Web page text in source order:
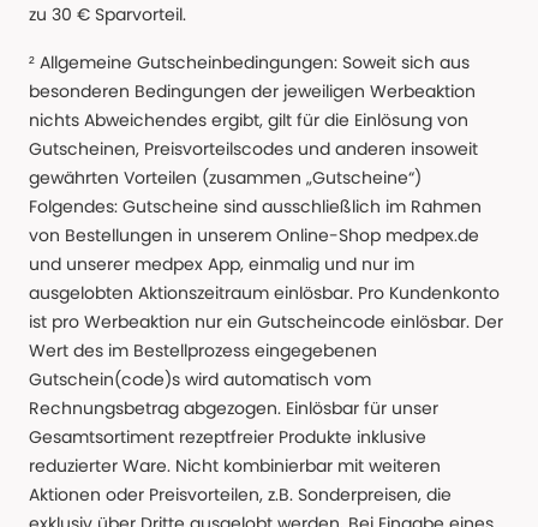
zu 30 € Sparvorteil.
² Allgemeine Gutscheinbedingungen: Soweit sich aus
besonderen Bedingungen der jeweiligen Werbeaktion
nichts Abweichendes ergibt, gilt für die Einlösung von
Gutscheinen, Preisvorteilscodes und anderen insoweit
gewährten Vorteilen (zusammen „Gutscheine“)
Folgendes: Gutscheine sind ausschließlich im Rahmen
von Bestellungen in unserem Online-Shop medpex.de
und unserer medpex App, einmalig und nur im
ausgelobten Aktionszeitraum einlösbar. Pro Kundenkonto
ist pro Werbeaktion nur ein Gutscheincode einlösbar. Der
Wert des im Bestellprozess eingegebenen
Gutschein(code)s wird automatisch vom
Rechnungsbetrag abgezogen. Einlösbar für unser
Gesamtsortiment rezeptfreier Produkte inklusive
reduzierter Ware. Nicht kombinierbar mit weiteren
Aktionen oder Preisvorteilen, z.B. Sonderpreisen, die